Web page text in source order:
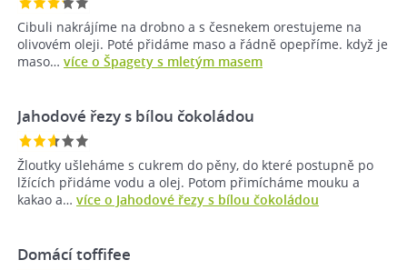
Cibuli nakrájíme na drobno a s česnekem orestujeme na
olivovém oleji. Poté přidáme maso a řádně opepříme. když je
maso… více o Špagety s mletým masem
Jahodové řezy s bílou čokoládou
Žloutky ušleháme s cukrem do pěny, do které postupně po
lžících přidáme vodu a olej. Potom přimícháme mouku a
kakao a… více o Jahodové řezy s bílou čokoládou
Domácí toffifee